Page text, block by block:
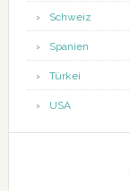
Schweiz
Spanien
Türkei
USA